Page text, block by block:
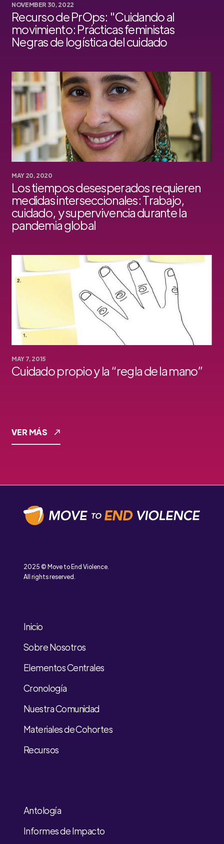
NOVEMBER 30, 2022
Recurso de PrOps: "Cuidando al
movimiento: Prácticas feministas
Negras de logística del cuidado
MAY 20, 2020
Los tiempos desesperados requieren
medidas interseccionales: Trabajo,
cuidado, y supervivencia durante la
pandemia global
MAY 7, 2015
Cuidado propio y la “regla de la mano”
VER MÁS
2025 © Move to End Violence.
All rights reserved.
Inicio
Sobre Nosotros
Elementos Centrales
Cronología
Nuestra Comunidad
Materiales de Cohortes
Recursos
Antología
Informes de Impacto